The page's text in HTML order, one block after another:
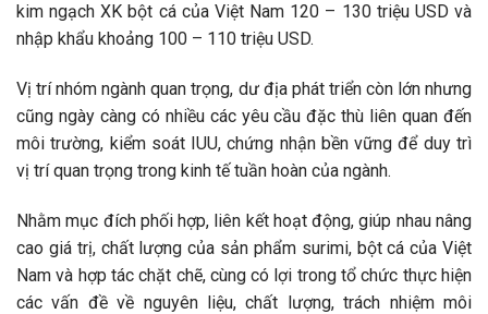
kim ngạch XK bột cá của Việt Nam 120 – 130 triệu USD và
nhập khẩu khoảng 100 – 110 triệu USD.
Vị trí nhóm ngành quan trọng, dư địa phát triển còn lớn nhưng
cũng ngày càng có nhiều các yêu cầu đặc thù liên quan đến
môi trường, kiểm soát IUU, chứng nhận bền vững để duy trì
vị trí quan trọng trong kinh tế tuần hoàn của ngành.
Nhằm mục đích phối hợp, liên kết hoạt động, giúp nhau nâng
cao giá trị, chất lượng của sản phẩm surimi, bột cá của Việt
Nam và hợp tác chặt chẽ, cùng có lợi trong tổ chức thực hiện
các vấn đề về nguyên liệu, chất lượng, trách nhiệm môi